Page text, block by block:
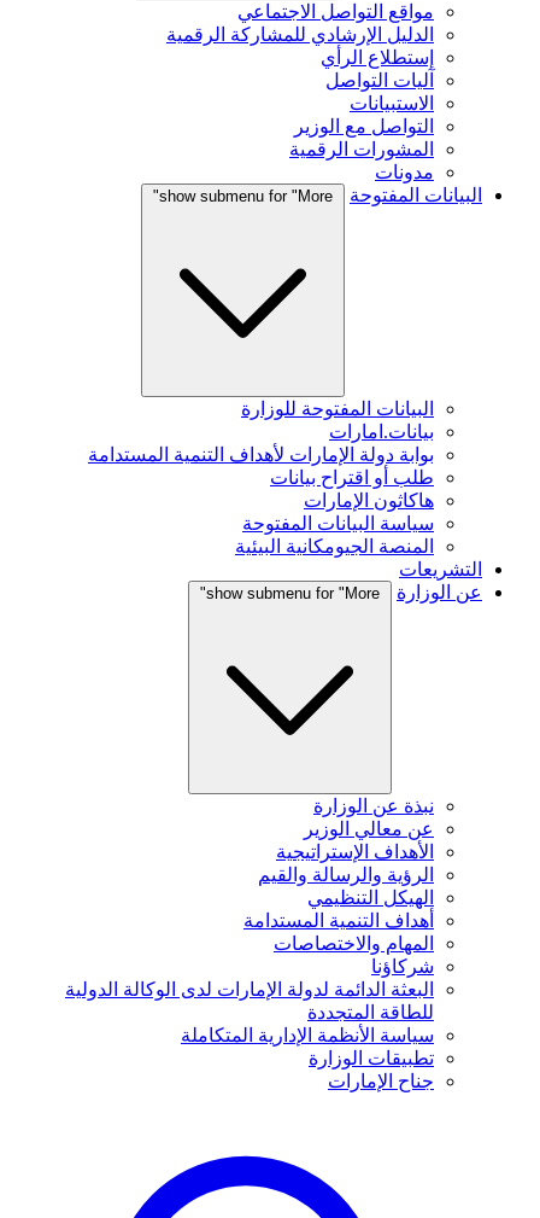
مواقع التواصل الاجتماعي
الدليل الإرشادي للمشاركة الرقمية
إستطلاع الرأي
آليات التواصل
الاستبيانات
التواصل مع الوزير
المشورات الرقمية
مدونات
البيانات المفتوحة
show submenu for "More"
البيانات المفتوحة للوزارة
بيانات.امارات
بوابة دولة الإمارات لأهداف التنمية المستدامة
طلب أو اقتراح بيانات
هاكاثون الإمارات
سياسة البيانات المفتوحة
المنصة الجيومكانية البيئية
التشريعات
عن الوزارة
show submenu for "More"
نبذة عن الوزارة
عن معالي الوزير
الأهداف الإستراتيجية
الرؤية والرسالة والقيم
الهيكل التنظيمي
أهداف التنمية المستدامة
المهام والاختصاصات
شركاؤنا
البعثة الدائمة لدولة الإمارات لدى الوكالة الدولية
للطاقة المتجددة
سياسة الأنظمة الإدارية المتكاملة
تطبيقات الوزارة
جناح الإمارات